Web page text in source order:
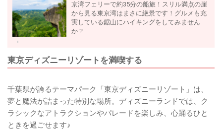
京湾フェリーで約35分の船旅！スリル満点の崖
から見る東京湾はまさに絶景です！グルメも充
実している鋸山にハイキングをしてみません
か？
東京ディズニーリゾートを満喫する
千葉県が誇るテーマパーク「東京ディズニーリゾート」は、
夢と魔法が詰まった特別な場所。ディズニーランドでは、ク
ラシックなアトラクションやパレードを楽しみ、心踊るひと
ときを過ごせます♪